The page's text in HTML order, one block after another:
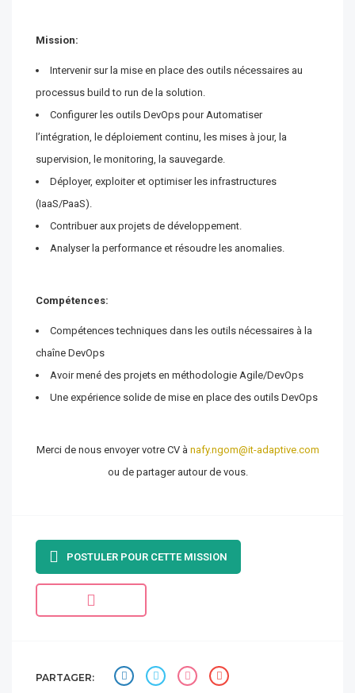
Mission:
Intervenir sur la mise en place des outils nécessaires au
processus build to run de la solution.
Configurer les outils DevOps pour Automatiser
l’intégration, le déploiement continu, les mises à jour, la
supervision, le monitoring, la sauvegarde.
Déployer, exploiter et optimiser les infrastructures
(IaaS/PaaS).
Contribuer aux projets de développement.
Analyser la performance et résoudre les anomalies.
Compétences:
Compétences techniques dans les outils nécessaires à la
chaîne DevOps
Avoir mené des projets en méthodologie Agile/DevOps
Une expérience solide de mise en place des outils DevOps
Merci de nous envoyer votre CV à nafy.ngom@it-adaptive.com
ou de partager autour de vous.
POSTULER POUR CETTE MISSION
PARTAGER: